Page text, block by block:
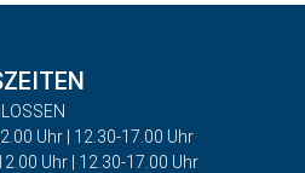
Uhr | 12.30-17.00 Uhr
Uhr | 12.30-17.00 Uhr